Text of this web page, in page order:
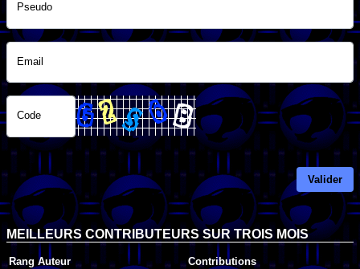
Pseudo
Email
Code
Valider
MEILLEURS CONTRIBUTEURS SUR TROIS MOIS
Rang Auteur
Contributions